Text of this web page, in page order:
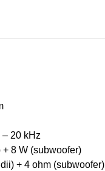
20 kHz
8 W (subwoofer)
+ 4 ohm (subwoofer)